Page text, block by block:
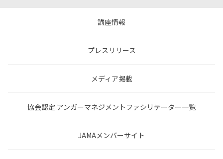
講座情報
プレスリリース
メディア掲載
協会認定 アンガーマネジメントファシリテーター一覧
JAMAメンバーサイト